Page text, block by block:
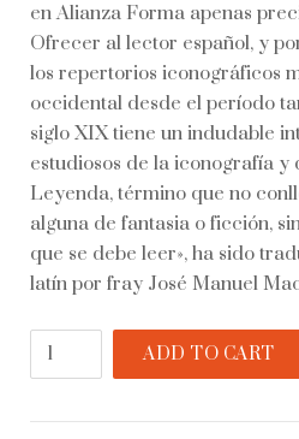
en Alianza Forma apenas
Ofrecer al lector español, y
los repertorios iconográficos
occidental desde el período
siglo XIX tiene un indudable
estudiosos de la iconografía
Leyenda, término que no
alguna de fantasia o ficción,
que se debe leer», ha sido
latín por fray José Manuel
quantity
ADD TO CART